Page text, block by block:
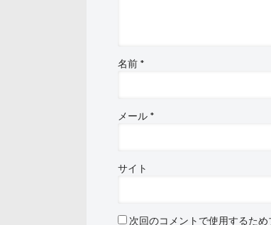
名前 *
メール *
サイト
次回のコメントで使用するた